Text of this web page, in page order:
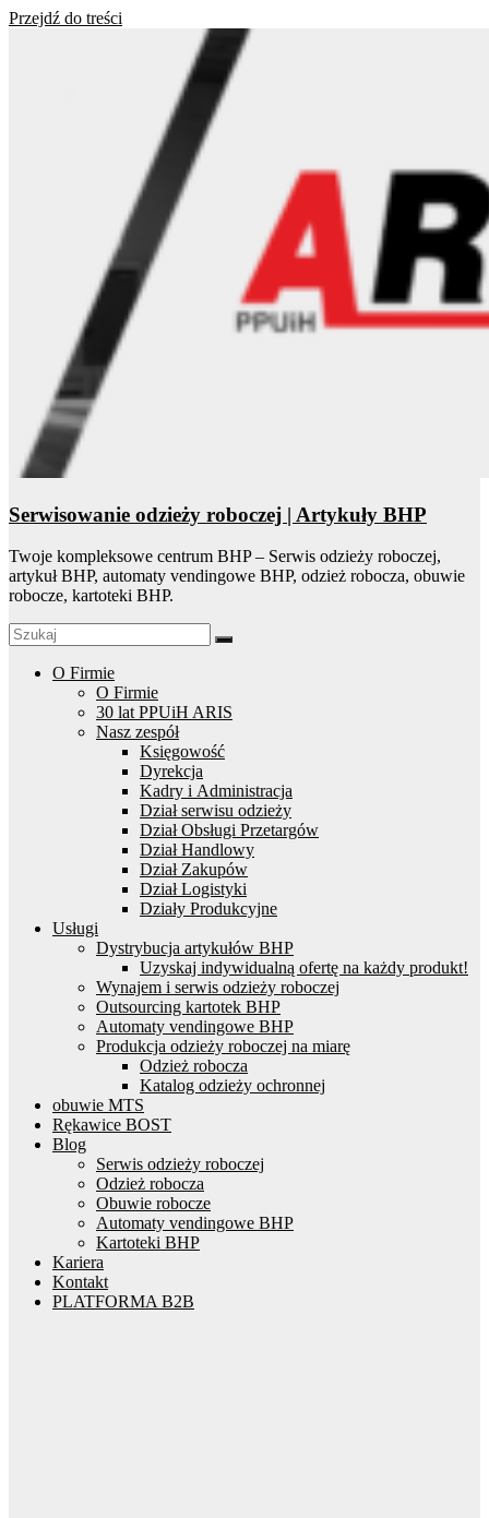
Przejdź do treści
Serwisowanie odzieży roboczej | Artykuły BHP
Twoje kompleksowe centrum BHP – Serwis odzieży roboczej,
artykuł BHP, automaty vendingowe BHP, odzież robocza, obuwie
robocze, kartoteki BHP.
O Firmie
O Firmie
30 lat PPUiH ARIS
Nasz zespół
Księgowość
Dyrekcja
Kadry i Administracja
Dział serwisu odzieży
Dział Obsługi Przetargów
Dział Handlowy
Dział Zakupów
Dział Logistyki
Działy Produkcyjne
Usługi
Dystrybucja artykułów BHP
Uzyskaj indywidualną ofertę na każdy produkt!
Wynajem i serwis odzieży roboczej
Outsourcing kartotek BHP
Automaty vendingowe BHP
Produkcja odzieży roboczej na miarę
Odzież robocza
Katalog odzieży ochronnej
obuwie MTS
Rękawice BOST
Blog
Serwis odzieży roboczej
Odzież robocza
Obuwie robocze
Automaty vendingowe BHP
Kartoteki BHP
Kariera
Kontakt
PLATFORMA B2B